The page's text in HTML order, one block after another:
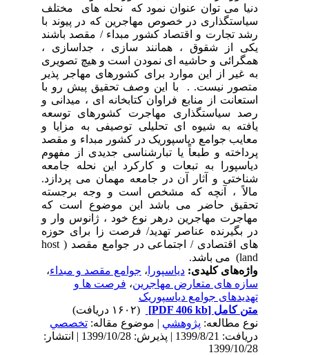
دنیا می توان عنوان نمود که نحله های مختلف
سیاستگذاری در خصوص مهاجرین که در پیوند با
رشد تجارت و اقتصاد کشور مبداء / مقصد باشند
یکی از شقوق ، همانند سازی ، جداسازی ،
همگرائی و حاشیه ای نمودن است و هیچ تصویری
به غیر از این موارد برای کشورهای مهاجر پذیر
متصور نیست. . با این وصف تحقیق پیش رو با
استعانت از منابع فراوان کتابخانه ای ، میدانی و
رصد سیاستگذاری مهاجرت کشورهای توسعه
یافته به شیوه ای تحلیلی توصیفی به مزایا و
معایب جوامع دیاسپوریک در کشور مبداء و مقصد
پرداخته و طبعاً یا تبارشناسی جدیدی از مفهوم
دیاسپورا به تبعات و کارکرد این نحله جامعه
شناختی و آثار آن در جامعه مهمان می پردازد.
مالاً ، آنچه که مشخص است و وجه برجسته
تحقیق حاضر می باشد این موضوع است که
مهاجرت مهاجرین درهر نوع خود ، ژانوس وار و
در بگیرنده عناصر تهدید/ فرصت زا برای حوزه
های اقتصادی / اجتماعی در جوامع مقصد ( host
land) می باشد.
واژه‌های کلیدی:دیاسپورا، جوامع مقصد و مبداء ،
سازه های متعارض مهاجرین،فرصت ها و
تهدیدهای جوامع دیاسپوریک
متن کامل[PDF 406 kb]
نوع مطالعه:پژوهشي| موضوع مقاله:تخصصي
دریافت: 1399/8/21 | پذیرش: 1399/10/28 | انتشار:
1399/10/28